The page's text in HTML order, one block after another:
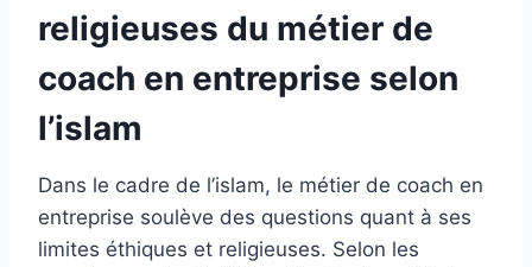
religieuses du métier de
coach en entreprise selon
l’islam
Dans le cadre de l’islam, le métier de coach en
entreprise soulève des questions quant à ses
limites éthiques et religieuses. Selon les